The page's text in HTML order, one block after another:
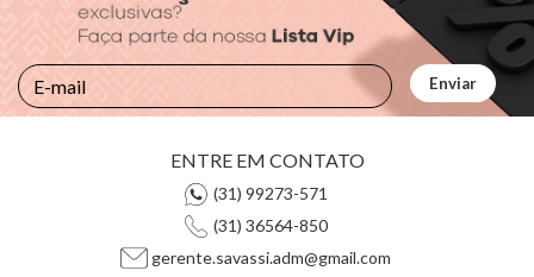
ENTRE EM CONTATO
(31) 99273-571
(31) 36564-850
gerente.savassi.adm@gmail.com